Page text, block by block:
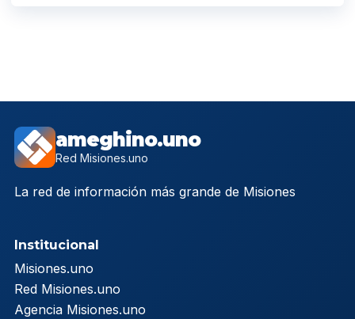
ameghino.uno
Red Misiones.uno
La red de información más grande de Misiones
Institucional
Misiones.uno
Red Misiones.uno
Agencia Misiones.uno